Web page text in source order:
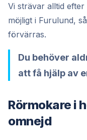
Vi strävar alltid
möjligt i Furulund,
förvärras.
Du behöver
att få hjälp av
Rörmokare i
omnejd